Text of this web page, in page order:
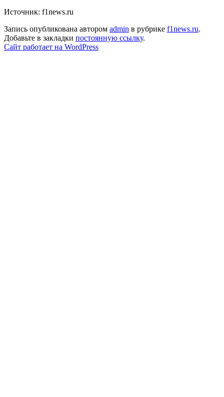
Источник: f1news.ru
Запись опубликована автором admin в рубрике f1news.ru.
Добавьте в закладки постоянную ссылку.
Сайт работает на WordPress